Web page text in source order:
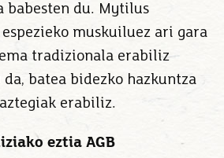
babesten du. Mytilus
muskuiluez ari gara
tradizionala erabiliz
batea bidezko hazkuntza
erabiliz.
eztia AGB